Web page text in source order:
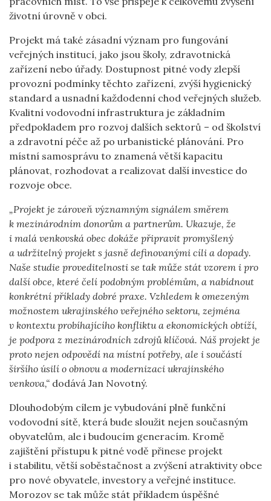
životní úrovně v obci.
Projekt má také zásadní význam pro fungování
veřejných institucí, jako jsou školy, zdravotnická
zařízení nebo úřady. Dostupnost pitné vody zlepší
provozní podmínky těchto zařízení, zvýší hygienický
standard a usnadní každodenní chod veřejných služeb.
Kvalitní vodovodní infrastruktura je základním
předpokladem pro rozvoj dalších sektorů – od školství
a zdravotní péče až po urbanistické plánování. Pro
místní samosprávu to znamená větší kapacitu
plánovat, rozhodovat a realizovat další investice do
rozvoje obce.
„Projekt je zároveň významným signálem směrem
k mezinárodním donorům a partnerům. Ukazuje, že
i malá venkovská obec dokáže připravit promyšlený
a udržitelný projekt s jasně definovanými cíli a dopady.
Naše studie proveditelnosti se tak může stát vzorem i pro
další obce, které čelí podobným problémům, a nabídnout
konkrétní příklady dobré praxe. Vzhledem k omezeným
možnostem ukrajinského veřejného sektoru, zejména
v kontextu probíhajícího konfliktu a ekonomických obtíží,
je podpora z mezinárodních zdrojů klíčová. Náš projekt je
proto nejen odpovědí na místní potřeby, ale i součástí
širšího úsilí o obnovu a modernizaci ukrajinského
venkova,“ dodává Jan Novotný.
Dlouhodobým cílem je vybudování plně funkční
vodovodní sítě, která bude sloužit nejen současným
obyvatelům, ale i budoucím generacím. Kromě
zajištění přístupu k pitné vodě přinese projekt
i stabilitu, větší soběstačnost a zvýšení atraktivity obce
pro nové obyvatele, investory a veřejné instituce.
Morozov se tak může stát příkladem úspěšné